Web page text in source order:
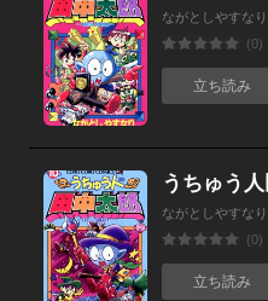
ながとしやすなり
(0)
立ち読み
うちゅう
ながとしやすなり
(0)
立ち読み